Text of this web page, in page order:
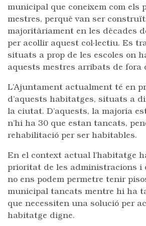
municipal que coneixem com els
mestres, perquè van ser
majoritàriament en les dècades
per acollir aquest col·lectiu. Es
situats a prop de les escoles on
aquests mestres arribats de fora
L’Ajuntament actualment té en
d’aquests habitatges, situats a
la ciutat. D’aquests, la majoria
n’hi ha 30 que estan tancats,
rehabilitació per ser habitables.
En el context actual l’habitatge
prioritat de les administracions i
no ens podem permetre tenir
municipal tancats mentre hi ha
que necessiten una solució per
habitatge digne.